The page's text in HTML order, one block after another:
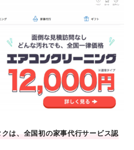
は、全国初の家事代行サービス認